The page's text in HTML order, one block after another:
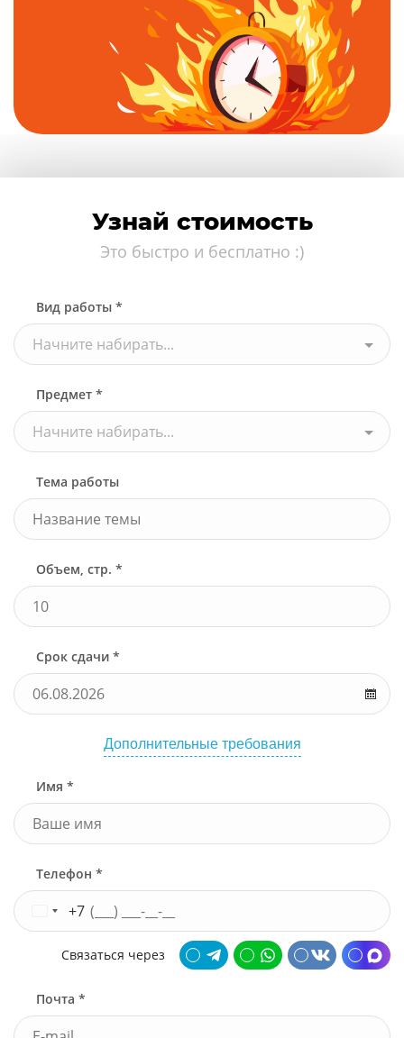
Узнай стоимость
Это быстро и бесплатно :)
Вид работы *
Начните набирать...
Предмет *
Начните набирать...
Тема работы
Объем, стр. *
Срок сдачи *
Дополнительные требования
Имя *
Телефон *
+7
Связаться через
Почта *